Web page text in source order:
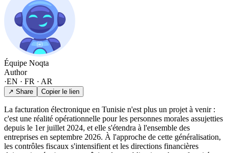
Équipe Noqta
Author
·EN · FR · AR
↗ Share Copier le lien
La facturation électronique en Tunisie n'est plus un projet à venir :
c'est une réalité opérationnelle pour les personnes morales assujetties
depuis le 1er juillet 2024, et elle s'étendra à l'ensemble des
entreprises en septembre 2026. À l'approche de cette généralisation,
les contrôles fiscaux s'intensifient et les directions financières